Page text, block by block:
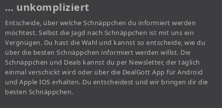
… unkompliziert
Entscheide, über welche Schnäppchen du informiert werden
möchtest. Selbst die Jagd nach Schnäppchen ist mit uns ein
Vergnügen. Du hast die Wahl und kannst so entscheide, wie du
über die besten Schnäppchen informiert werden willst. Die
Schnäppchen und Deals kannst du per Newsletter, der täglich
einmal verschickt wird oder über die DealGott App für Android
und Apple IOS erhalten. Du entscheidest und wir bringen dir die
besten Schnäppchen.